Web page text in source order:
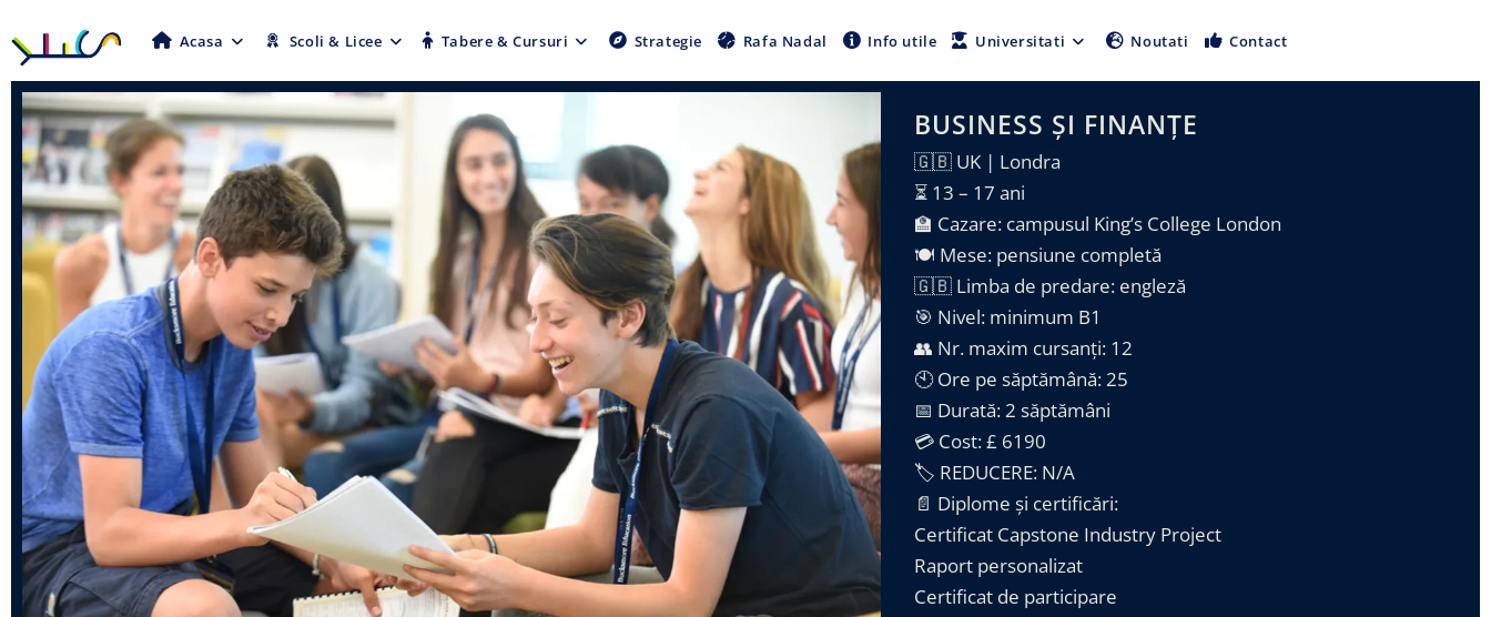
Acasa Scoli & Licee Tabere & Cursuri Strategie Rafa Nadal Info utile Universitati Noutati Contact
BUSINESS ȘI FINANȚE
🇬🇧 UK | Londra
⏳ 13 – 17 ani
🏫 Cazare: campusul King’s College London
🍽️ Mese: pensiune completă
🇬🇧 Limba de predare: engleză
🎯 Nivel: minimum B1
👥 Nr. maxim cursanți: 12
🕙 Ore pe săptămână: 25
📅 Durată: 2 săptămâni
💳 Cost: £ 6190
🏷️ REDUCERE: N/A
📄 Diplome și certificări:
Certificat Capstone Industry Project
Raport personalizat
Certificat de participare